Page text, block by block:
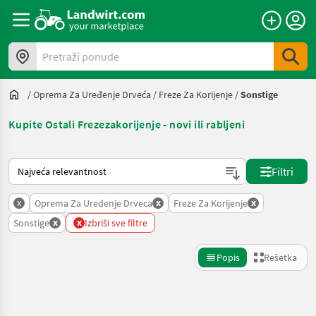
Pretraži ponude
/Oprema Za Uređenje Drveća / Freze Za Korijenje /Sonstige
Kupite Ostali Frezezakorijenje - novi ili rabljeni
Tako se sortira na Landwirt.com
Filtri
x Oprema Za Uredenje Drveca x Freze Za Korijenje x
Sonstige x x Izbriši sve filtre
Popis Rešetka